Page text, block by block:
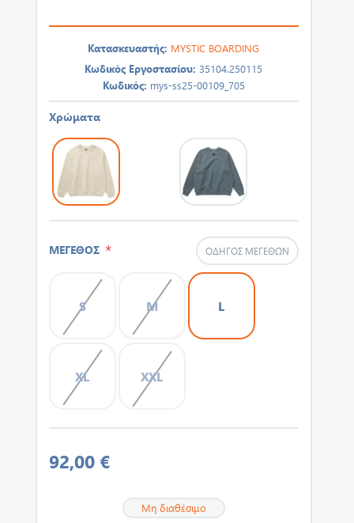
Κατασκευαστής: MYSTIC BOARDING
Κωδικός Εργοστασίου: 35104.250115
Κωδικός: mys-ss25-00109_705
Χρώματα
ΜΕΓΕΘΟΣ * ΟΔΗΓΌΣ ΜΕΓΕΘΏΝ
S M L
XL XXL
92,00 €
Μη διαθέσιμο